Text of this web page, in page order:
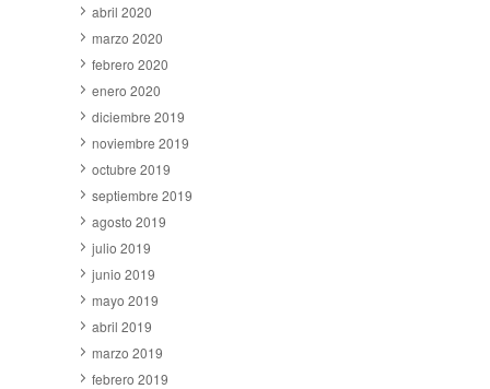
abril 2020
marzo 2020
febrero 2020
enero 2020
diciembre 2019
noviembre 2019
octubre 2019
septiembre 2019
agosto 2019
julio 2019
junio 2019
mayo 2019
abril 2019
marzo 2019
febrero 2019